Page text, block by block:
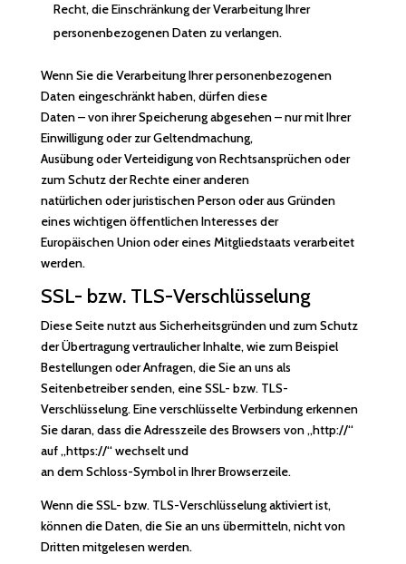
Recht, die Einschränkung der Verarbeitung Ihrer
personenbezogenen Daten zu verlangen.
Wenn Sie die Verarbeitung Ihrer personenbezogenen
Daten eingeschränkt haben, dürfen diese
Daten – von ihrer Speicherung abgesehen – nur mit Ihrer
Einwilligung oder zur Geltendmachung,
Ausübung oder Verteidigung von Rechtsansprüchen oder
zum Schutz der Rechte einer anderen
natürlichen oder juristischen Person oder aus Gründen
eines wichtigen öffentlichen Interesses der
Europäischen Union oder eines Mitgliedstaats verarbeitet
werden.
SSL- bzw. TLS-Verschlüsselung
Diese Seite nutzt aus Sicherheitsgründen und zum Schutz
der Übertragung vertraulicher Inhalte, wie zum Beispiel
Bestellungen oder Anfragen, die Sie an uns als
Seitenbetreiber senden, eine SSL- bzw. TLS-
Verschlüsselung. Eine verschlüsselte Verbindung erkennen
Sie daran, dass die Adresszeile des Browsers von „http://“
auf „https://“ wechselt und
an dem Schloss-Symbol in Ihrer Browserzeile.
Wenn die SSL- bzw. TLS-Verschlüsselung aktiviert ist,
können die Daten, die Sie an uns übermitteln, nicht von
Dritten mitgelesen werden.